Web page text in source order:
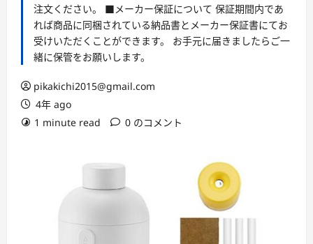
注文ください。 ■メーカー保証について 保証期間内であ
れば商品に同梱されている納品書とメーカー保証書にてお
受けいただくことができます。 お手元に届きましたらご一
緒に保管をお願いします。
pikakichi2015@gmail.com
4年 ago
1 minute read
0 のコメント